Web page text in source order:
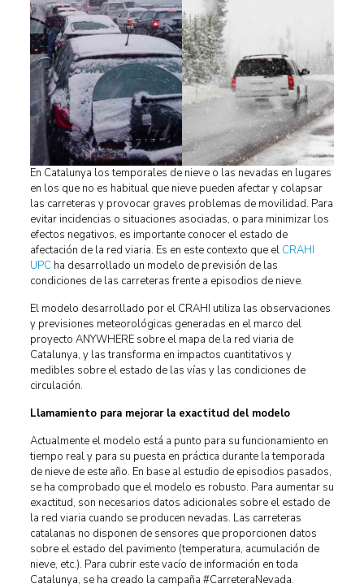
En Catalunya los temporales de nieve o las nevadas en lugares
en los que no es habitual que nieve pueden afectar y colapsar
las carreteras y provocar graves problemas de movilidad. Para
evitar incidencias o situaciones asociadas, o para minimizar los
efectos negativos, es importante conocer el estado de
afectación de la red viaria. Es en este contexto que el CRAHI
UPCha desarrollado un modelo de previsión de las
condiciones de las carreteras frente a episodios de nieve.
El modelo desarrollado por el CRAHI utiliza las observaciones
y previsiones meteorológicas generadas en el marco del
proyecto ANYWHERE sobre el mapa de la red viaria de
Catalunya, y las transforma en impactos cuantitativos y
medibles sobre el estado de las vías y las condiciones de
circulación.
Llamamiento para mejorar la exactitud del modelo
Actualmente el modelo está a punto para su funcionamiento en
tiempo real y para su puesta en práctica durante la temporada
de nieve de este año. En base al estudio de episodios pasados,
se ha comprobado que el modelo es robusto. Para aumentar su
exactitud, son necesarios datos adicionales sobre el estado de
la red viaria cuando se producen nevadas. Las carreteras
catalanas no disponen de sensores que proporcionen datos
sobre el estado del pavimento (temperatura, acumulación de
nieve, etc.). Para cubrir este vacío de información en toda
Catalunya, se ha creado la campaña #CarreteraNevada.